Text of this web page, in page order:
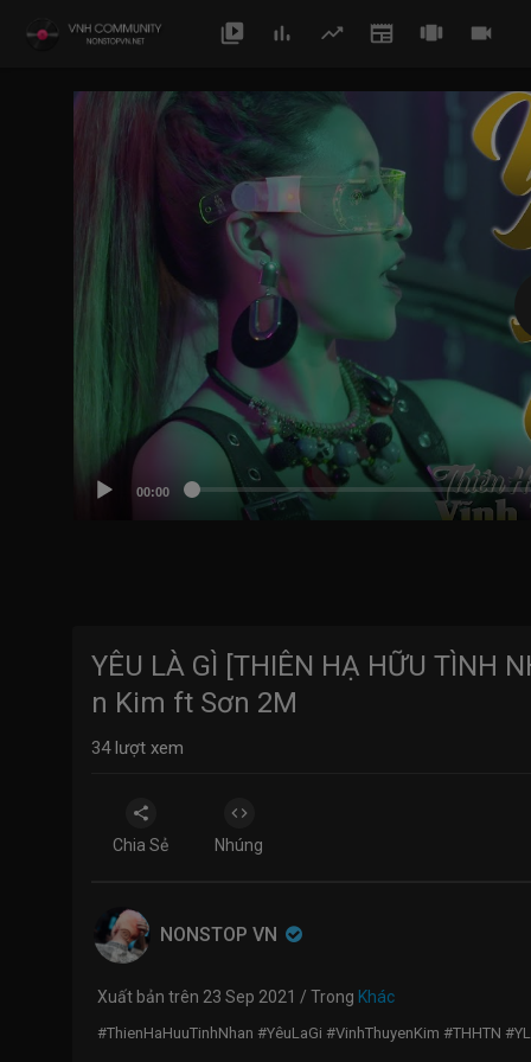
00:00
YÊU LÀ GÌ [THIÊN HẠ HỮU TÌNH
n Kim ft Sơn 2M
34lượt xem
Chia Sẻ Nhúng
NONSTOP VN
Xuất bản trên 23 Sep 2021 / Trong Khác
#ThienHaHuuTinhNhan #YêuLaGi #VinhThuyenKim #THHTN